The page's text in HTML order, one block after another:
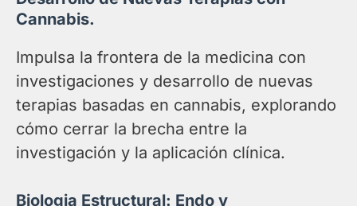
Cannabis.
Impulsa la frontera de la medicina con
investigaciones y desarrollo de nuevas
terapias basadas en cannabis, explorando
cómo cerrar la brecha entre la
investigación y la aplicación clínica.
Biologia Estructural: Endo y